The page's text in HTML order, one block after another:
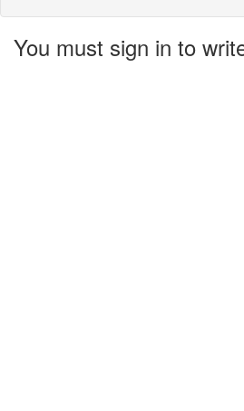
You must sign in to